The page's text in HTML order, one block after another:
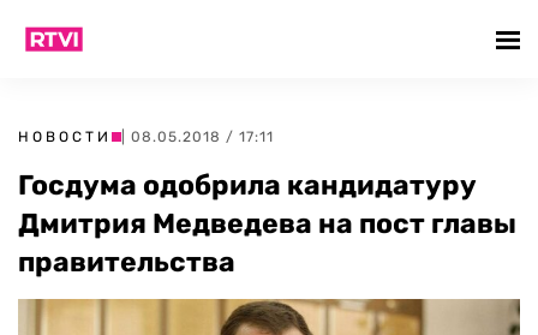
НОВОСТИ | 08.05.2018 / 17:11
Госдума одобрила кандидатуру
Дмитрия Медведева на пост главы
правительства